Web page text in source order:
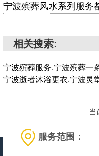
宁波殡葬风水系列服务
相关搜索:
宁波殡葬服务,宁波殡葬一
宁波逝者沐浴更衣,宁波灵
当
服务范围：